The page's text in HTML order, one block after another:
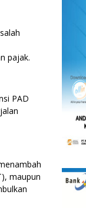
pajak.
PAD
maupun